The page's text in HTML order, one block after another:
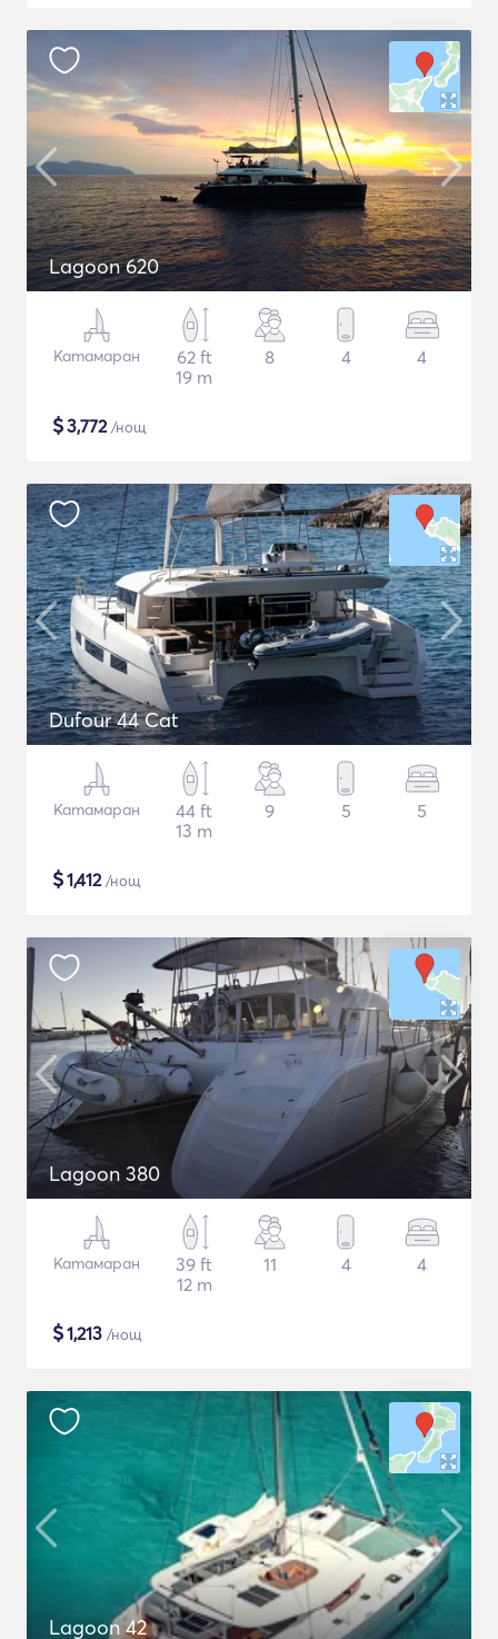
Lagoon 620
Катамаран
62 ft
19 m
8 4 4
$3,772/нощ
Dufour 44 Cat
Катамаран
44 ft
13 m
9 5 5
$1,412/нощ
Lagoon 380
Катамаран
39 ft
12 m
11 4 4
$1,213 /нощ
Lagoon 42